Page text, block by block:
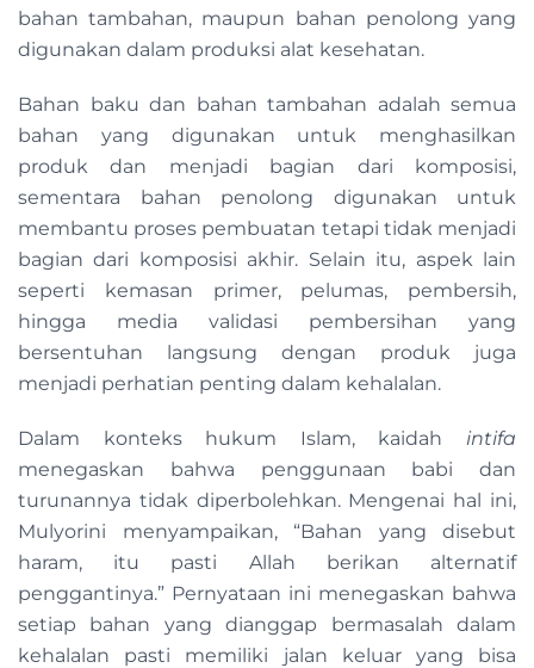
bahan tambahan, maupun bahan penolong yang
digunakan dalam produksi alat kesehatan.
Bahan baku dan bahan tambahan adalah semua
bahan yang digunakan untuk menghasilkan
produk dan menjadi bagian dari komposisi,
sementara bahan penolong digunakan untuk
membantu proses pembuatan tetapi tidak menjadi
bagian dari komposisi akhir. Selain itu, aspek lain
seperti kemasan primer, pelumas, pembersih,
hingga media validasi pembersihan yang
bersentuhan langsung dengan produk juga
menjadi perhatian penting dalam kehalalan.
Dalam konteks hukum Islam, kaidah intifa
menegaskan bahwa penggunaan babi dan
turunannya tidak diperbolehkan. Mengenai hal ini,
Mulyorini menyampaikan, “Bahan yang disebut
haram, itu pasti Allah berikan alternatif
penggantinya.” Pernyataan ini menegaskan bahwa
setiap bahan yang dianggap bermasalah dalam
kehalalan pasti memiliki jalan keluar yang bisa